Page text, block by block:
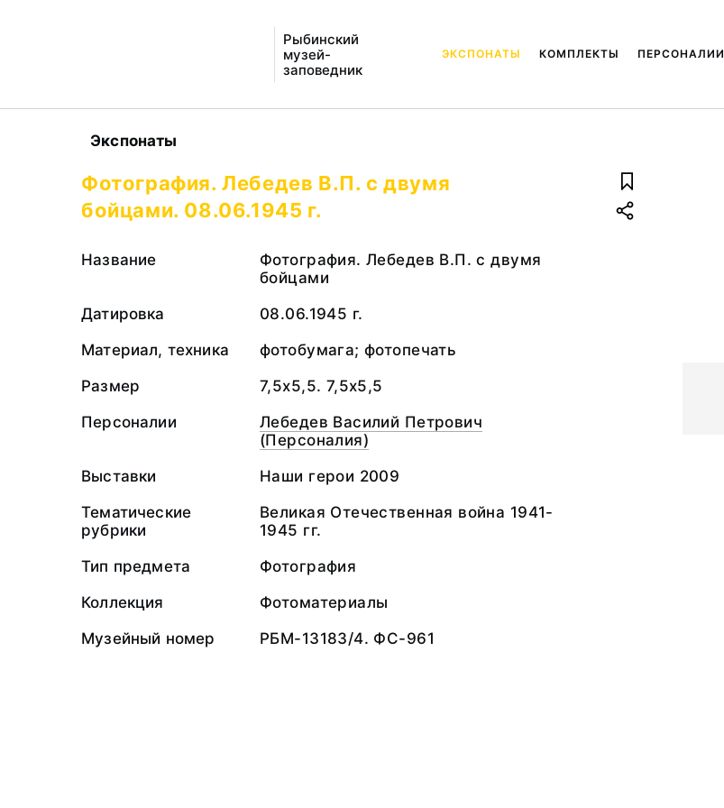
Рыбинский
музей-
заповедник
ЭКСПОНАТЫ КОМПЛЕКТЫ ПЕРСОНАЛИИ
Экспонаты
Фотография. Лебедев В.П. с двумя
бойцами. 08.06.1945 г.
Название
Фотография. Лебедев В.П. с двумя
бойцами
Датировка
08.06.1945 г.
Материал, техника
фотобумага; фотопечать
Размер
7,5х5,5. 7,5х5,5
Персоналии
Лебедев Василий Петрович
(Персоналия)
Выставки
Наши герои 2009
Тематические
рубрики
Великая Отечественная война 1941-
1945 гг.
Тип предмета
Фотография
Коллекция
Фотоматериалы
Музейный номер
РБМ-13183/4. ФС-961